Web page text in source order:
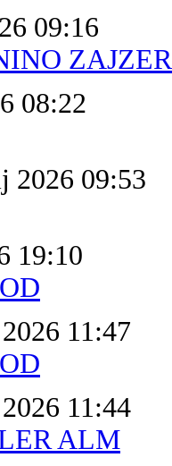
09:16
08:22
2026 09:53
19:10
11:47
11:44
ALM